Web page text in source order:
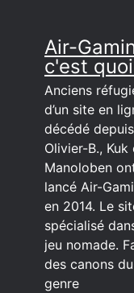
Air-
c'est
Anciens
d’un site en
décédé
Olivier-B., Kuk
Manoloben
lancé Air-
en 2014. Le
spécialisé
jeu nomade.
des canons du
genre